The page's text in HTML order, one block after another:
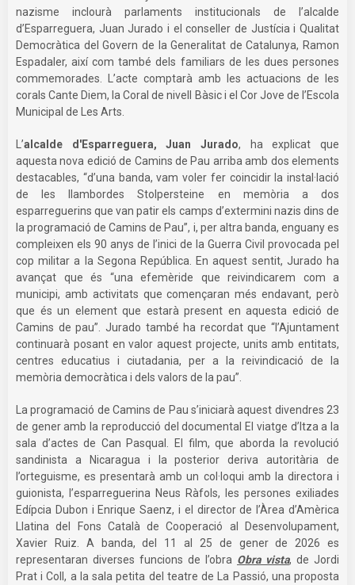
nazisme inclourà parlaments institucionals de l’alcalde
d’Esparreguera, Juan Jurado i el conseller de Justícia i Qualitat
Democràtica del Govern de la Generalitat de Catalunya, Ramon
Espadaler, així com també dels familiars de les dues persones
commemorades. L’acte comptarà amb les actuacions de les
corals Cante Diem, la Coral de nivell Bàsic i el Cor Jove de l’Escola
Municipal de Les Arts.
L’alcalde d'Esparreguera, Juan Jurado, ha explicat que
aquesta nova edició de Camins de Pau arriba amb dos elements
destacables, “d’una banda, vam voler fer coincidir la instal·lació
de les llambordes Stolpersteine en memòria a dos
esparreguerins que van patir els camps d’extermini nazis dins de
la programació de Camins de Pau”, i, per altra banda, enguany es
compleixen els 90 anys de l’inici de la Guerra Civil provocada pel
cop militar a la Segona República. En aquest sentit, Jurado ha
avançat que és “una efemèride que reivindicarem com a
municipi, amb activitats que començaran més endavant, però
que és un element que estarà present en aquesta edició de
Camins de pau”. Jurado també ha recordat que “l’Ajuntament
continuarà posant en valor aquest projecte, units amb entitats,
centres educatius i ciutadania, per a la reivindicació de la
memòria democràtica i dels valors de la pau”.
La programació de Camins de Pau s’iniciarà aquest divendres 23
de gener amb la reproducció del documental El viatge d’Itza a la
sala d’actes de Can Pasqual. El film, que aborda la revolució
sandinista a Nicaragua i la posterior deriva autoritària de
l’orteguisme, es presentarà amb un col·loqui amb la directora i
guionista, l’esparreguerina Neus Ràfols, les persones exiliades
Edípcia Dubon i Enrique Saenz, i el director de l’Àrea d’Amèrica
Llatina del Fons Català de Cooperació al Desenvolupament,
Xavier Ruiz. A banda, del 11 al 25 de gener de 2026 es
representaran diverses funcions de l’obra Obra vista, de Jordi
Prat i Coll, a la sala petita del teatre de La Passió, una proposta